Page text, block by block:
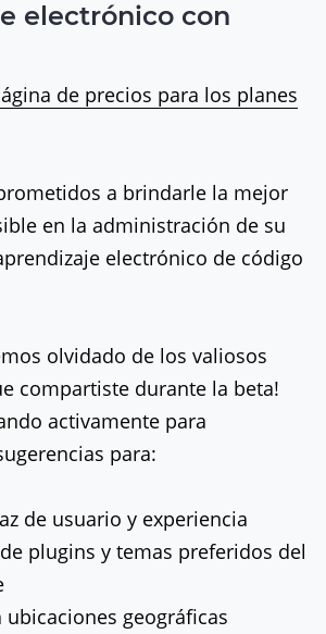
electrónico con
de precios para los planes
a brindarle la mejor
en la administración de su
electrónico de código
olvidado de los valiosos
compartiste durante la beta!
activamente para
para:
de usuario y experiencia
plugins y temas preferidos del
ubicaciones geográficas